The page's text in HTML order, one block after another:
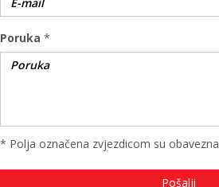
Poruka *
* Polja označena zvjezdicom su obavezna